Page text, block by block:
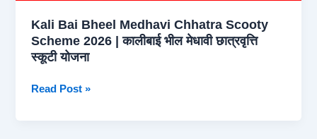
जारी
Kali Bai Bheel Medhavi Chhatra Scooty
Scheme 2026 | कालीबाई भील मेधावी छात्रवृत्ति
स्कूटी योजना
Kali
Read Post »